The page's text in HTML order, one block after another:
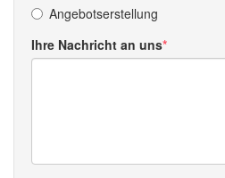
Angebotserstellung
Ihre Nachricht an uns